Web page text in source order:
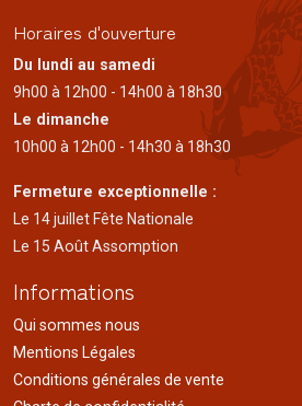
Horaires d'ouverture
Du lundi au samedi
9h00 à 12h00 - 14h00 à 18h30
Le dimanche
10h00 à 12h00 - 14h30 à 18h30
Fermeture exceptionnelle :
Le 14 juillet Fête Nationale
Le 15 Août Assomption
Informations
Qui sommes nous
Mentions Légales
Conditions générales de vente